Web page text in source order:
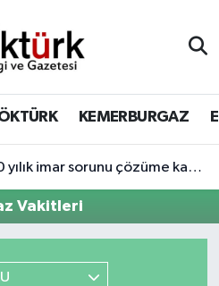
KEMERBURGAZ
imar sorunu çözüme kavuşuyor
Vakitleri
Haritası
ve Fikstür